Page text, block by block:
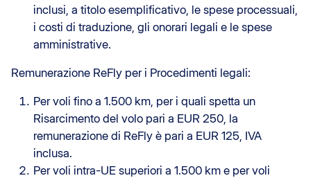
inclusi, a titolo esemplificativo, le spese processuali,
i costi di traduzione, gli onorari legali e le spese
amministrative.
Remunerazione ReFly per i Procedimenti legali:
Per voli fino a 1.500 km, per i quali spetta un
Risarcimento del volo pari a EUR 250, la
remunerazione di ReFly è pari a EUR 125, IVA
inclusa.
Per voli intra-UE superiori a 1.500 km e per voli